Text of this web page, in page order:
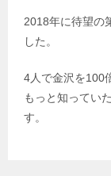
2018年に待望の
した。
4人で金沢を100
もっと知ってい
す。